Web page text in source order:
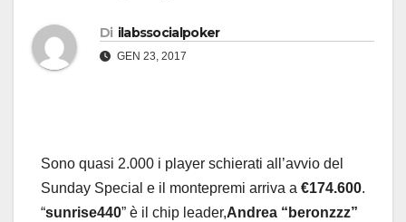
Di ilabssocialpoker
GEN 23, 2017
Sono quasi 2.000 i player schierati all’avvio del
Sunday Special e il montepremi arriva a €174.600.
“sunrise440” è il chip leader,Andrea “beronzzz”